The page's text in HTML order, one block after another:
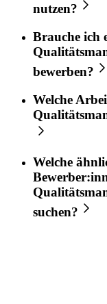
nutzen?
Brauche ich
bewerben?
Welche
Welche
suchen?